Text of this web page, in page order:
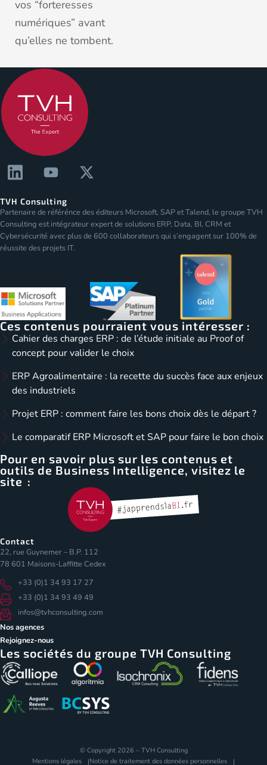
vos “forteresses
numériques” avant
qu’elles ne tombent.
TVH Consulting
Partenaire de référénce des éditeurs Microsoft, SAP et Talend, le groupe TVH
Consulting est intégrateur expert de solutions ERP, Data, BI, CRM et
Cybersécurité avec plus de 600 collaborateurs qui s’engagent sur 100% de
réussite des projets IT.
Ces contenus pourraient vous intéresser :
Cahier des charges ERP : de l’étude initiale au Proof of
concept pour valider le choix
ERP Agroalimentaire : la recette du succès face aux enjeux
des industriels
Projet ERP : comment faire les bons choix dès le départ ?
Le comparatif ERP Microsoft et SAP pour faire le bon choix
Pour en savoir plus sur les contenus et
outils de Business Intelligence, visitez le
site :
Contact
22, rue Guynemer – B.P. 112
78 601 Maisons-Laffitte Cedex
+33 (0)1 34 93 17 27
+33 (0)1 34 93 49 49
infos@tvhconsulting.com
Nos agences
Rejoignez-nous
Les sociétés du groupe TVH Consulting
© Copyright 2026 – TVH Consulting
Mentions légales
Notice de traitement des données personnelles